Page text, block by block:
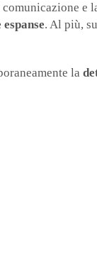
e
. Al più,
la